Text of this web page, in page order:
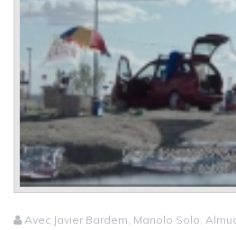
Avec Javier Bardem, Manolo Solo,